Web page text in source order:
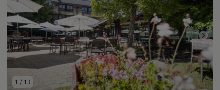
1 /18